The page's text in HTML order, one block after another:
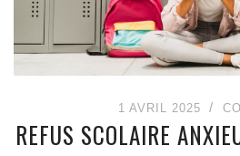
1 AVRIL 2025
REFUS SCOLAIRE